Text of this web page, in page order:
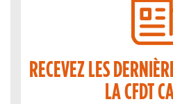
RECEVEZ LES
LA CFDT